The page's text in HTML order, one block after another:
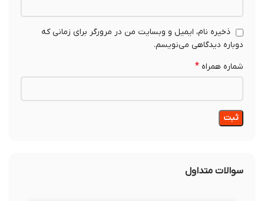
ذخیره نام، ایمیل و وبسایت من در مرورگر برای زمانی که
دوباره دیدگاهی می‌نویسم.
شماره همراه*
سوالات متداول